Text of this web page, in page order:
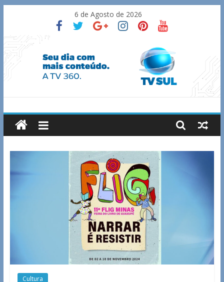
content
6 de Agosto de 2026
TV
Sul
de
Cultura